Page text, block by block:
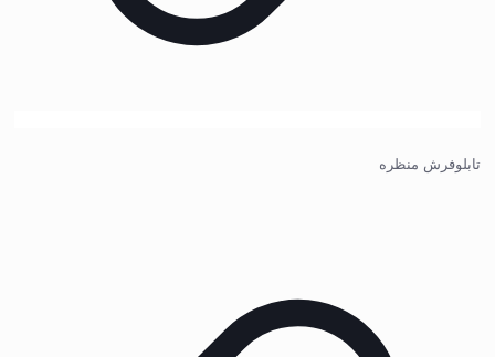
تابلوفرش منظره